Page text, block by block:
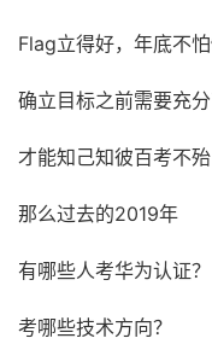
Flag立得好，年底不怕
确立目标之前需要充
才能知己知彼百考不殆
那么过去的2019年
有哪些人考华为认证？
考哪些技术方向？